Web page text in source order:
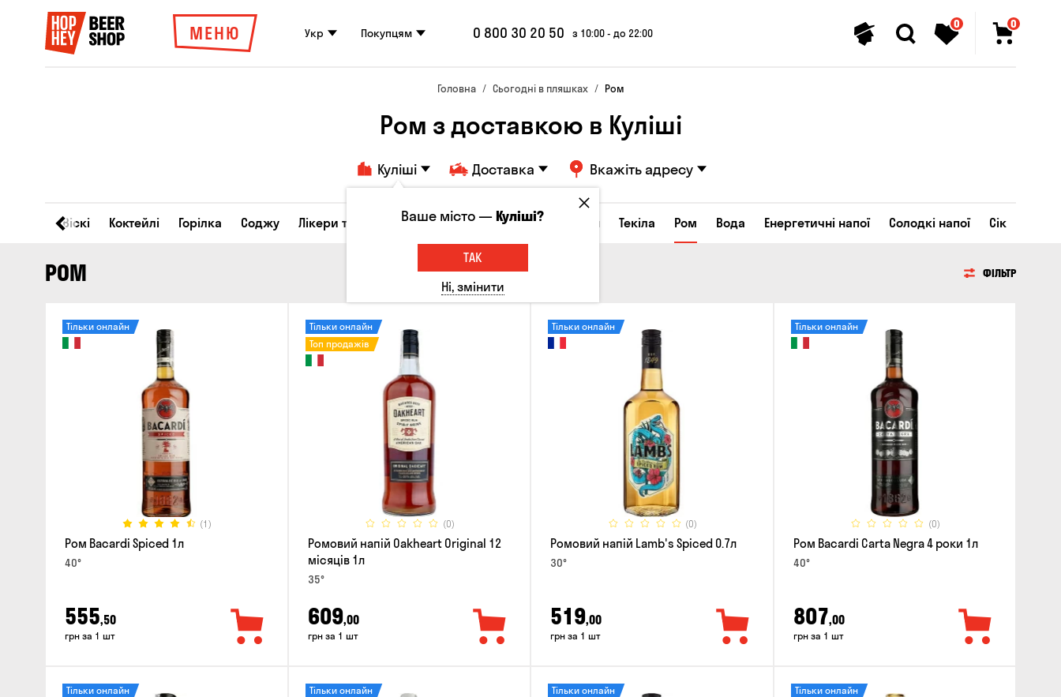
МЕНЮ Укр Покупцям 0 800 30 20 50 з 10:00 - до 22:00
0 0
Головна Сьогодні в пляшках Ром
Ром з доставкою в Куліші
Куліші Доставка Вкажіть адресу
Віскі Коктейлі Горілка Соджу Лікери та настоянки Коньяки та бренді Джин Текіла Ром Вода Енергетичні напої Солодкі напої Сік
РОМ ФІЛЬТР
(1)
Тільки онлайн
Ром Bacardi Spiced 1л
40°
555,50
грн за 1 шт
(0)
Тільки онлайн
Топ продажів
Ромовий напій Oakheart Original 12
місяців 1л
35°
609,00
грн за 1 шт
(0)
Тільки онлайн
Ромовий напій Lamb's Spiced 0.7л
30°
519,00
грн за 1 шт
(0)
Тільки онлайн
Ром Bacardi Carta Negra 4 роки 1л
40°
807,00
грн за 1 шт
Тільки онлайн Тільки онлайн Тільки онлайн Тільки онлайн
Ваше місто —Куліші?
ТАК
Ні, змінити